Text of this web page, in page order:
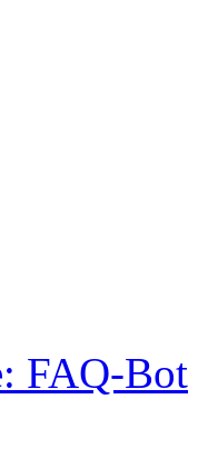
FAQ-Bot